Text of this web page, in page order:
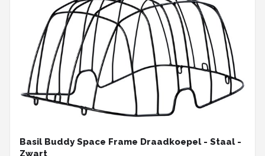
Basil Buddy Space Frame Draadkoepel - Staal -
Zwart